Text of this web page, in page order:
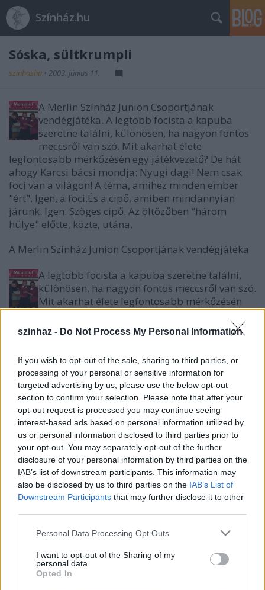
szinhaz - Do Not Process My Personal Information
If you wish to opt-out of the sale, sharing to third parties, or
processing of your personal or sensitive information for
targeted advertising by us, please use the below opt-out
section to confirm your selection. Please note that after your
opt-out request is processed you may continue seeing
interest-based ads based on personal information utilized by
us or personal information disclosed to third parties prior to
your opt-out. You may separately opt-out of the further
disclosure of your personal information by third parties on the
IAB’s list of downstream participants. This information may
also be disclosed by us to third parties on the IAB’s List of
Downstream Participants that may further disclose it to other
Please note that this website/app uses one or more Google
not limited to your visit or usage behaviour. You may click to
grant or deny consent to Google and its third-party tags to
use your data for below specified purposes in below Google
Personal Data Processing Opt Outs
I want to opt-out of the Sharing of my
personal data.
Opted In
Színház.hu
Sóska, sültkrumpli
szinhazhu • 2003. június 11.
A Merlin Színház Junion Csoportjának
vendégjátéka. A legtöbb focista a kapuba
szeretne találni, különösen, ha nagyon fontos
meccsről van szó. Mit akarhat élete
legfontosabb mérkőzésén egy játékvezető? De hát
ahogy Karcsi bácsi mondja: Nyugi dagi! Nem csak
foci van a világon! A téma, amihez minden ember
"ért". Igen, a foci.És a cipő, amiben mindannyian
járunk. Igen. Szöges cipő. Az öltözőben "három
hülye" előtte, közte, utána.
A Merlin Színház Junion Csoportjának vendégjátéka
A legtöbb focista a kapuba szeretne találni,
különösen, ha nagyon fontos meccsről van szó.
Mit akarhat élete legfontosabb mérkőzésén
egy játékvezető?
De hát ahogy Karcsi bácsi mondja: Nyugi dagi! Nem
cipő, amiben mindannyian járunk. Igen. Szöges cipő.
Az öltözőben "három hülye" előtte, közte, utána.
Lacikám, bíró: Juhász Illés
Szappan, partjelző: Tóth József
Művész, partjelző: Orosz Róbert
A színművet írta: Egressy Zoltán
Díszlet: ifj. Jordán Tamás
Jelmez: Szűcs Edit
Zenei tanácsadó: Pellva Gábor
Az előadás helyszíne: Kaméleon Club, Mammut II.,
IV. emelet
(1024 Budapest, Lövőház utca 2-6.)
Az előadás időpontja: 2003. június 18., szerda, 20h